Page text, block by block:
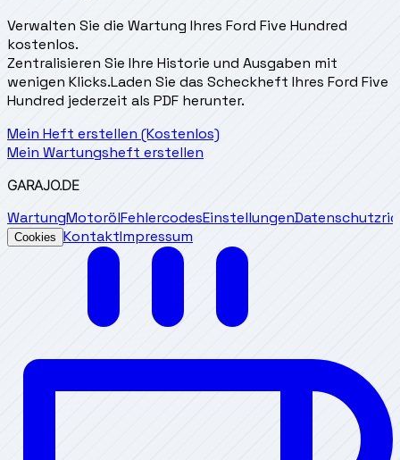
Verwalten Sie die Wartung Ihres Ford Five Hundred
kostenlos.
Zentralisieren Sie Ihre Historie und Ausgaben mit
wenigen Klicks.Laden Sie das Scheckheft Ihres Ford Five
Hundred jederzeit als PDF herunter.
Mein Heft erstellen (Kostenlos)
Mein Wartungsheft erstellen
GARAJO.DE
WartungMotorölFehlercodesEinstellungen
Cookies KontaktImpressum